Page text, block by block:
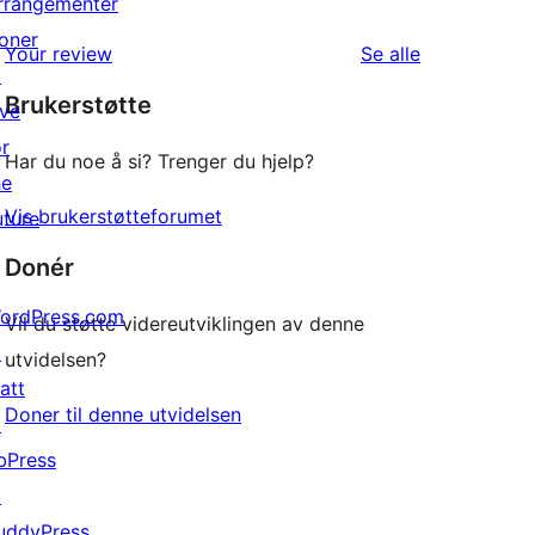
star
reviews
1-
star
reviews
Your review Se alleomtalene
Brukerstøtte
Har du noe å si? Trenger du hjelp?
Vis brukerstøtteforumet
Donér
Vil du støtte videreutviklingen av denne
utvidelsen?
Doner til denne utvidelsen